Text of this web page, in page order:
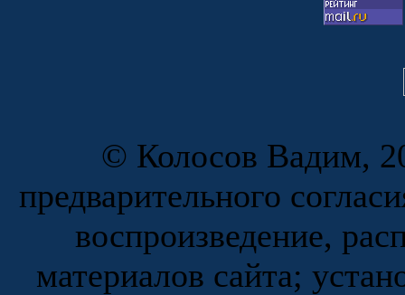
© Колосов Вадим,
предварительного
воспроизведение,
материалов сайта;